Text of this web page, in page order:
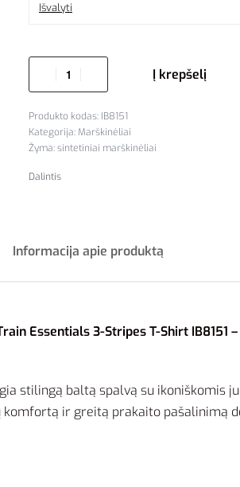
Išvalyti
Į krepšelį
IB8151
Kategorija:Marškinėliai
Žyma:sintetiniai marškinėliai
Dalintis
Informacija apie produktą
Essentials 3-Stripes T-Shirt
stilingą baltą spalvą su ikoniškomis
ir greitą prakaito pašalinimą